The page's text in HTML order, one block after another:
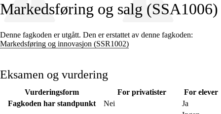
Markedsføring og salg (SSA1006)
Denne fagkoden er utgått. Den er erstattet av denne fagkoden:
Markedsføring og innovasjon (SSR1002)
Eksamen og vurdering
Vurderingsform For privatister
For elever
Fagkoden har standpunkt
Nei
Ja